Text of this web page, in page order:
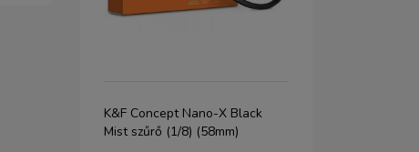
K&F Concept Nano-X Black
Mist szűrő (1/8) (58mm)